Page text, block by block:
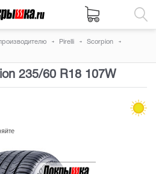
Pirelli
Scorpion
235/60 R18 107W